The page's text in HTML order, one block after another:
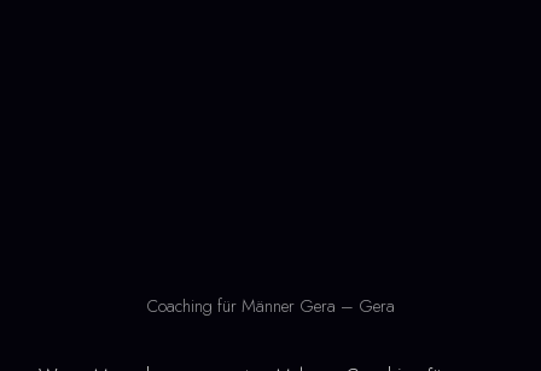
Coaching für Männer Gera – Gera